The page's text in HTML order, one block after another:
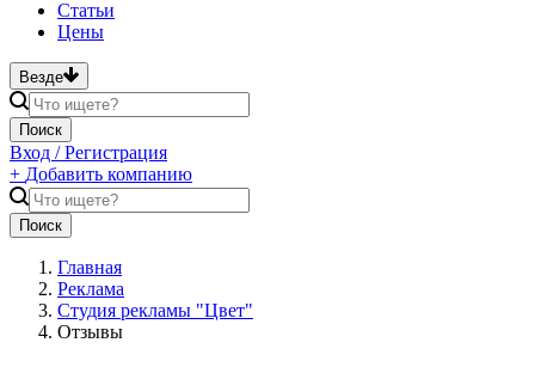
Статьи
Цены
Везде
Поиск
Вход / Регистрация
+ Добавить компанию
Поиск
Главная
Реклама
Студия рекламы "Цвет"
Отзывы